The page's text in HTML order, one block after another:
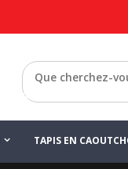
Retour
TAPIS EN